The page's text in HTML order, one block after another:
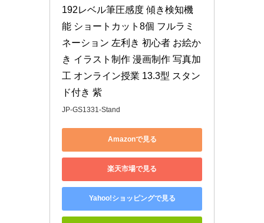
192レベル筆圧感度 傾き検知機
能 ショートカット8個 フルラミ
ネーション 左利き 初心者 お絵か
き イラスト制作 漫画制作 写真加
工 オンライン授業 13.3型 スタン
ド付き 紫
JP-GS1331-Stand
Amazonで見る
楽天市場で見る
Yahoo!ショッピングで見る